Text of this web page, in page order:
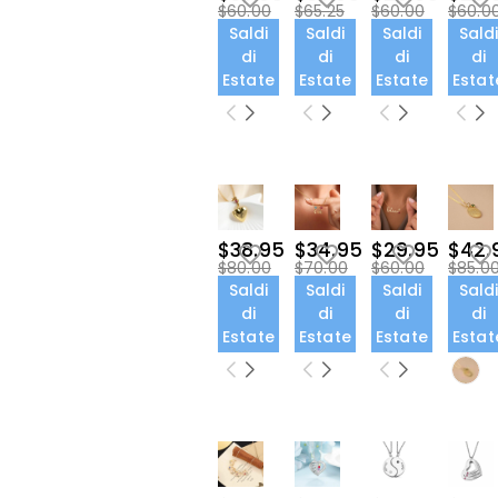
$60.00
Saldi
di
Estate
$65.25
Saldi
di
Estate
$60.00
Saldi
di
Estate
Saldi
di
$38.95
$80.00
Saldi
di
Estate
$34.95
$70.00
Saldi
di
Estate
$29.95
$60.00
Saldi
di
Estate
Saldi
di